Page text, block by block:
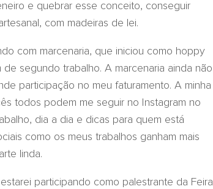
e quebrar esse conceito, conseguir
com madeiras de lei.
com marcenaria, que iniciou como hoppy
segundo trabalho. A marcenaria ainda não
participação no meu faturamento. A minha
todos podem me seguir no Instagram no
dia a dia e dicas para quem está
como os meus trabalhos ganham mais
linda.
participando como palestrante da Feira